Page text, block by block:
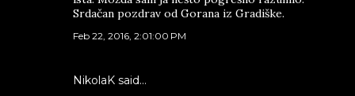
Srdačan pozdrav od Gorana iz Gradiške.
Feb 22, 2016, 2:01:00 PM
NikolaK said…